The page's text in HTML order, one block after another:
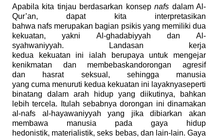
Apabila kita tinjau berdasarkan konsepnafs dalam Al-
Qur’an, dapat
kita interpretasikan
bahwa nafs merupakan bagian psikis yang memilikidua
kekuatan, yakni A l-ghadabiyyah dan A l-
syahwaniyyah.
Landasan kerja
kedua
kekuatan ini ialah berupaya untuk mengejar
kenikmatan dan membebaskandorongan agresif
dan hasratseksual,
sehingga manusia
yang cuma menuruti kedua kekuatan ini layaknyaseperti
binatang dalam arah hidup yang diikutinya, bahkan
lebihtercela. Itulah sebabnya dorongan ini dinamakan
al-nafs al -hayawaniyyah yang jika dibiarkan akan
membawa manusia pada gaya hidup
hedonistik, materialistik, seks bebas, dan lain-lain. Gaya